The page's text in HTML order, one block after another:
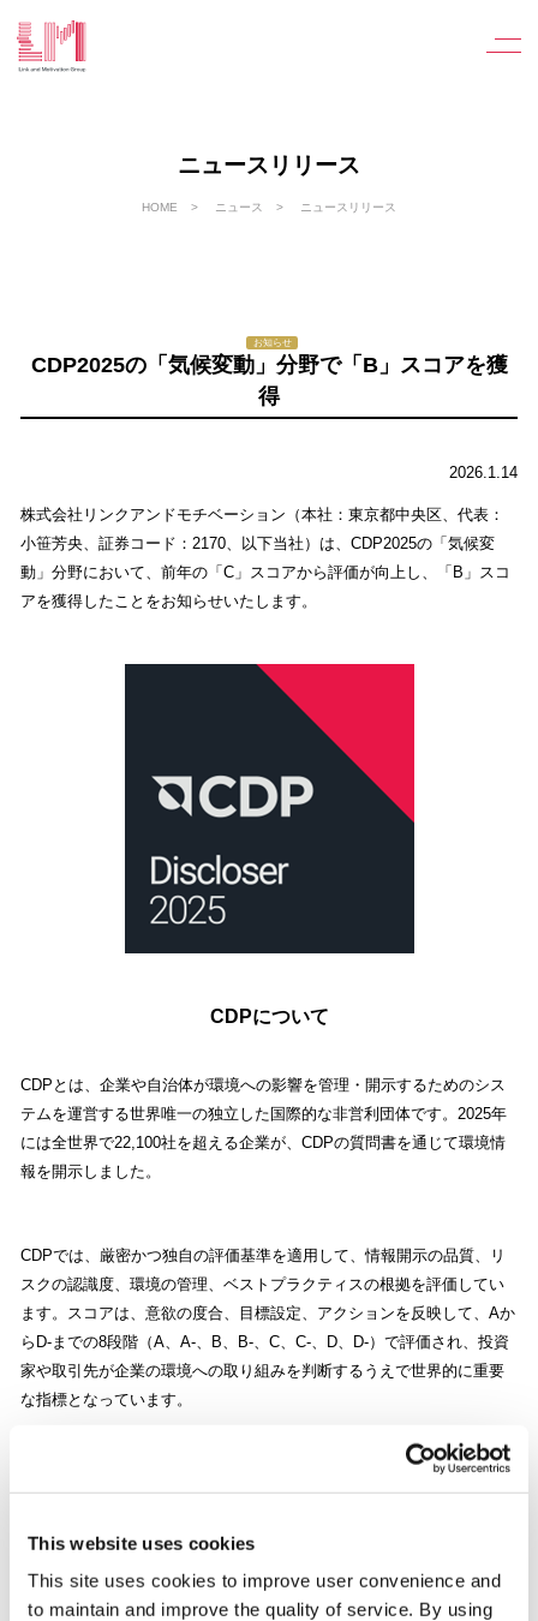
This website uses cookies
This site uses cookies to improve user convenience and
to maintain and improve the quality of service. By using
ニュースリリース
HOME ニュース ニュースリリース
お知らせ
CDP2025の「気候変動」分野で「B」スコアを獲
得
2026.1.14
株式会社リンクアンドモチベーション（本社：東京都中央区、代表：
小笹芳央、証券コード：2170、以下当社）は、CDP2025の「気候変
動」分野において、前年の「C」スコアから評価が向上し、「B」スコ
アを獲得したことをお知らせいたします。
CDPについて
CDPとは、企業や自治体が環境への影響を管理・開示するためのシス
テムを運営する世界唯一の独立した国際的な非営利団体です。2025年
には全世界で22,100社を超える企業が、CDPの質問書を通じて環境情
報を開示しました。
CDPでは、厳密かつ独自の評価基準を適用して、情報開示の品質、リ
スクの認識度、環境の管理、ベストプラクティスの根拠を評価してい
ます。スコアは、意欲の度合、目標設定、アクションを反映して、Aか
らD-までの8段階（A、A-、B、B-、C、C-、D、D-）で評価され、投資
家や取引先が企業の環境への取り組みを判断するうえで世界的に重要
な指標となっています。
当社の取り組みについて